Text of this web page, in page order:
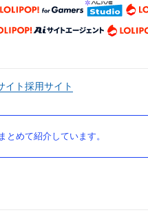
イト採用サイト
めて紹介しています。